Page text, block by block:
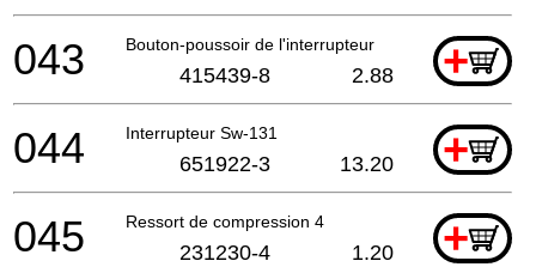
Bouton-poussoir de l'interrupteur +
043 415439-8 2.88
Interrupteur Sw-131 +
044 651922-3 13.20
Ressort de compression 4 +
045 231230-4 1.20